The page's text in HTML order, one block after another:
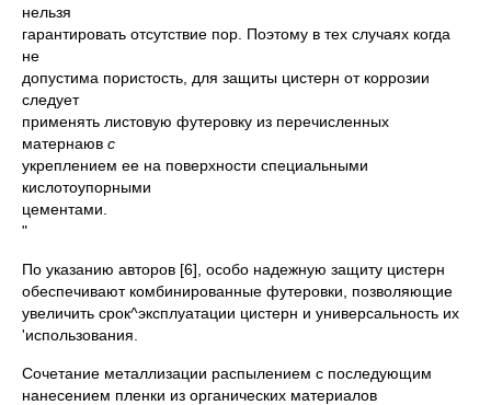
нельзя
гарантировать отсутствие пор. Поэтому в тех случаях когда
не­
допустима пористость, для защиты цистерн от коррозии
следует
применять листовую футеровку из перечисленных
матернаюв с
укреплением ее на поверхности специальными
кислотоупорными
"
По указанию авторов [6], особо надежную защиту цистерн
обес­печивают комбинированные футеровки, позволяющие
увеличить срок^эксплуатации цистерн и универсальность их
'использования.
Сочетание металлизации распылением с последующим
нанесе­нием пленки из органических материалов